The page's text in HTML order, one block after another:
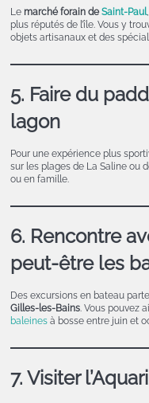
Le marché forain deSaint-Paul
plus réputés de l’île. Vous y
objets artisanaux et des
5. Faire du
lagon
Pour une expérience plus
sur les plages de La Saline ou
ou en famille.
6. Rencontre
peut-être les
Des excursions en bateau
Gilles-les-Bains. Vous pouvez
baleinesà bosse entre juin et
7. Visiter